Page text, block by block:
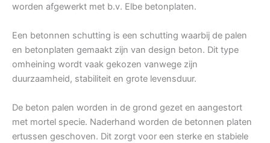
worden afgewerkt met b.v. Elbe betonplaten.
Een betonnen schutting is een schutting waarbij de palen
en betonplaten gemaakt zijn van design beton. Dit type
omheining wordt vaak gekozen vanwege zijn
duurzaamheid, stabiliteit en grote levensduur.
De beton palen worden in de grond gezet en aangestort
met mortel specie. Naderhand worden de betonnen platen
ertussen geschoven. Dit zorgt voor een sterke en stabiele